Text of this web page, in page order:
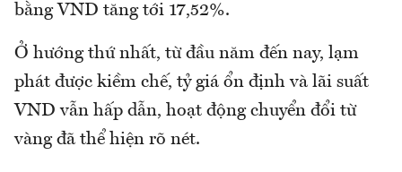
bằng VND tăng tới 17,52%.
Ở hướng thứ nhất, từ đầu năm đến nay, lạm
phát được kiềm chế, tỷ giá ổn định và lãi suất
VND vẫn hấp dẫn, hoạt động chuyển đổi từ
vàng đã thể hiện rõ nét.